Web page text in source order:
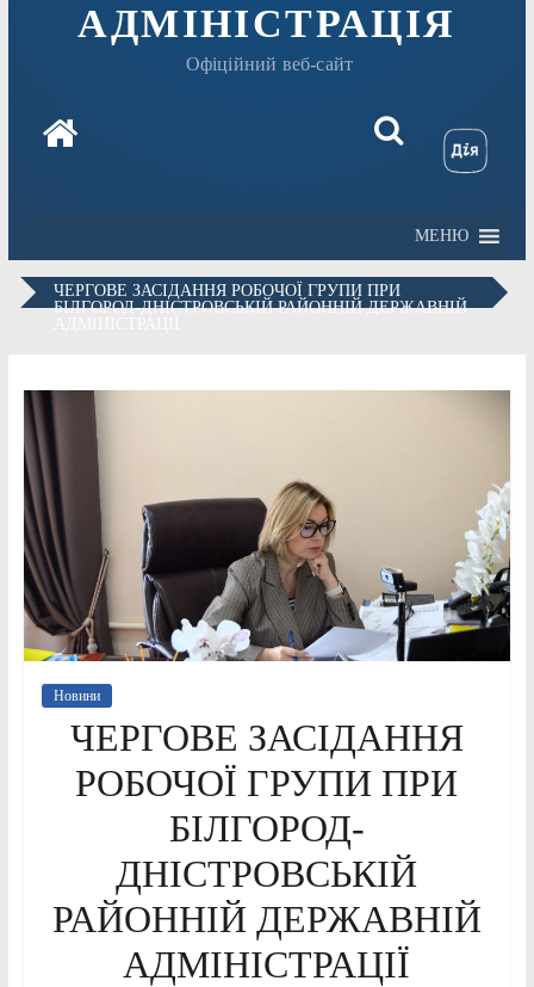
АДМІНІСТРАЦІЯ
Офіційний веб-сайт
МЕНЮ
ЧЕРГОВЕ ЗАСІДАННЯ РОБОЧОЇ ГРУПИ ПРИ
БІЛГОРОД-ДНІСТРОВСЬКІЙ РАЙОННІЙ ДЕРЖАВНІЙ
Новини
ЧЕРГОВЕ ЗАСІДАННЯ
РОБОЧОЇ ГРУПИ ПРИ
БІЛГОРОД-
ДНІСТРОВСЬКІЙ
РАЙОННІЙ ДЕРЖАВНІЙ
АДМІНІСТРАЦІЇ